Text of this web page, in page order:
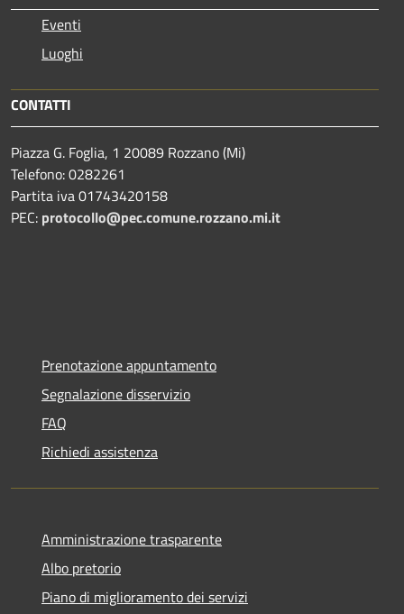
Eventi
Luoghi
CONTATTI
Piazza G. Foglia, 1 20089 Rozzano (Mi)
Telefono: 0282261
Partita iva 01743420158
PEC: protocollo@pec.comune.rozzano.mi.it
Prenotazione appuntamento
Segnalazione disservizio
FAQ
Richiedi assistenza
Amministrazione trasparente
Albo pretorio
Piano di miglioramento dei servizi